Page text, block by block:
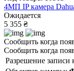
4МП IP камера
Ожидается
5 355 ₴
Сообщить когда
Сообщить когда
Разрешение записи